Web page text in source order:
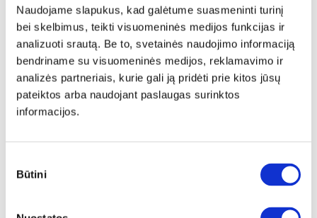
Naudojame slapukus, kad galėtume suasmeninti turinį
bei skelbimus, teikti visuomeninės medijos funkcijas ir
analizuoti srautą. Be to, svetainės naudojimo informaciją
bendriname su visuomeninės medijos, reklamavimo ir
analizės partneriais, kurie gali ją pridėti prie kitos jūsų
pateiktos arba naudojant paslaugas surinktos
informacijos.
pasirinkimas
Būtini
NAUJIENA